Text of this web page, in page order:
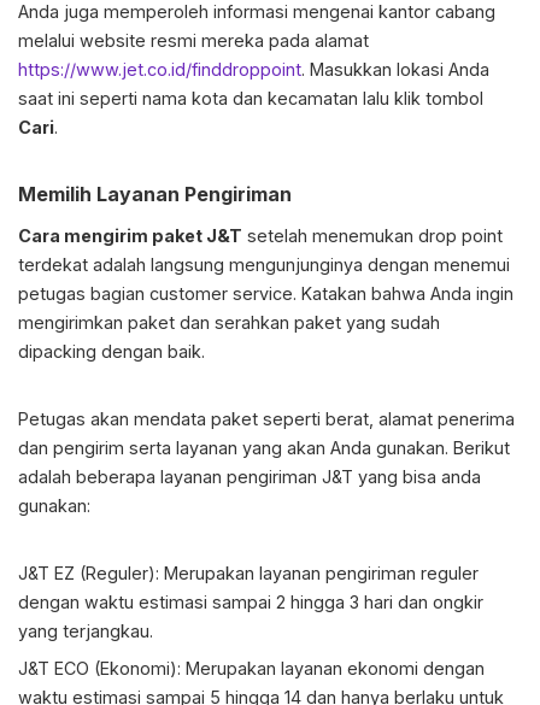
Anda juga memperoleh informasi mengenai kantor cabang
melalui website resmi mereka pada alamat
https://www.jet.co.id/finddroppoint. Masukkan lokasi Anda
saat ini seperti nama kota dan kecamatan lalu klik tombol
Cari.
Memilih Layanan Pengiriman
Cara mengirim paket J&T setelah menemukan drop point
terdekat adalah langsung mengunjunginya dengan menemui
petugas bagian customer service. Katakan bahwa Anda ingin
mengirimkan paket dan serahkan paket yang sudah
dipacking dengan baik.
Petugas akan mendata paket seperti berat, alamat penerima
dan pengirim serta layanan yang akan Anda gunakan. Berikut
adalah beberapa layanan pengiriman J&T yang bisa anda
gunakan:
J&T EZ (Reguler): Merupakan layanan pengiriman reguler
dengan waktu estimasi sampai 2 hingga 3 hari dan ongkir
yang terjangkau.
J&T ECO (Ekonomi): Merupakan layanan ekonomi dengan
waktu estimasi sampai 5 hingga 14 dan hanya berlaku untuk